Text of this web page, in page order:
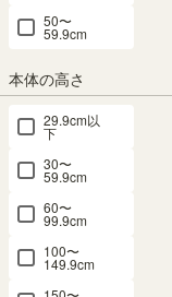
50〜
59.9cm
本体の高さ
29.9cm以
下
30〜
59.9cm
60〜
99.9cm
100〜
149.9cm
横幅：43.3cm
組立サービス